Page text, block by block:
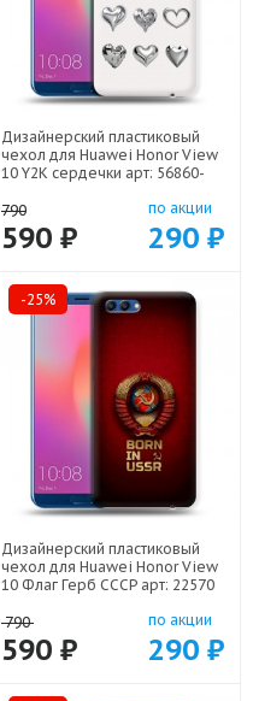
Дизайнерский пластиковый
чехол для Huawei Honor View
10 Y2K сердечки арт: 56860-
790
590 ₽
по акции
290 ₽
-25%
Дизайнерский пластиковый
чехол для Huawei Honor View
10 Флаг Герб СССР арт: 22570
790
590 ₽
по акции
290 ₽